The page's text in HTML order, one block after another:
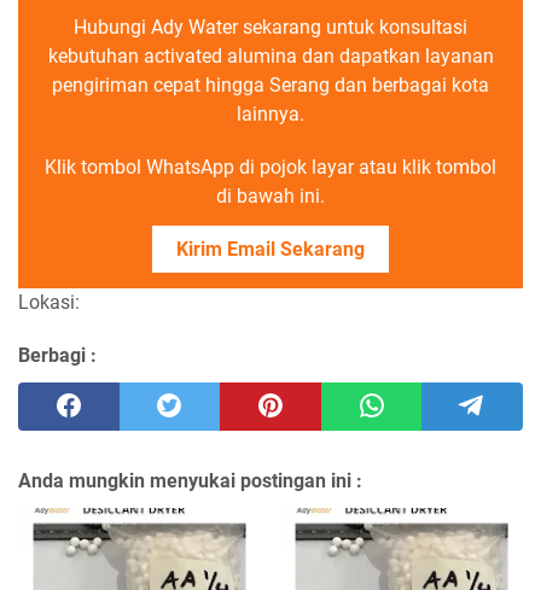
Hubungi Ady Water sekarang untuk konsultasi
kebutuhan activated alumina dan dapatkan layanan
pengiriman cepat hingga Serang dan berbagai kota
lainnya.
Klik tombol WhatsApp di pojok layar atau klik tombol
di bawah ini.
Kirim Email Sekarang
Lokasi:
Berbagi :
Anda mungkin menyukai postingan ini :